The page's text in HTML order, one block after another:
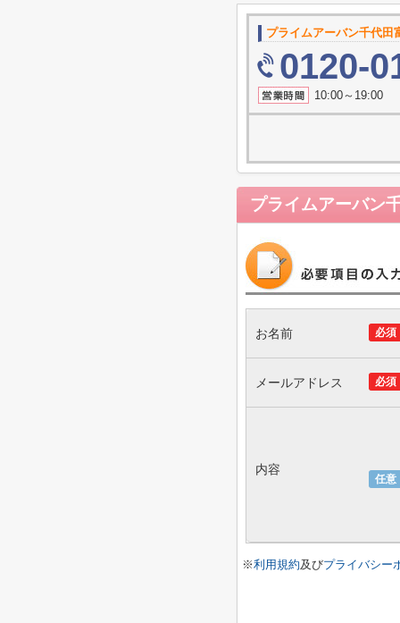
プライムアーバン千代田
0120-
10:00～19:00
プライムアーバン
必須
お名前
必須
メールアドレス
任意
内容
※利用規約及びプライバシー